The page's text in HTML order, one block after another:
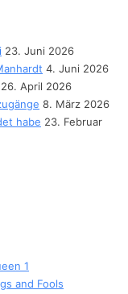
23. Juni 2026
4. Juni 2026
26. April 2026
8. März 2026
habe 23. Februar
1
and Fools